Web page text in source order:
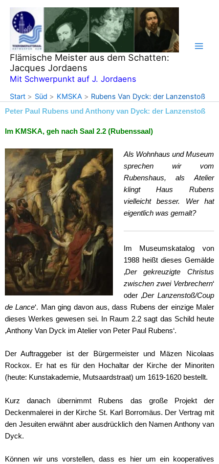
Zum
Inhalt
springen
Flämische Meister aus dem Schatten:
Jacques Jordaens
Mit Schwerpunkt auf J. Jordaens
Start Süd KMSKA Rubens Van Dyck: der Lanzenstoß
Peter Paul Rubens und Anthony van Dyck: der Lanzenstoß
Im KMSKA, geh nach Saal 2.2 (Rubenssaal)
Als Wohnhaus und Museum
sprechen wir vom
Rubenshaus, als Atelier
klingt Haus Rubens
vielleicht besser. Wer hat
eigentlich was gemalt?
Im Museumskatalog von
1988 heißt dieses Gemälde
‚Der gekreuzigte Christus
zwischen zwei Verbrechern‘
oder ‚Der Lanzenstoß/Coup
de Lance‘. Man ging davon aus, dass Rubens der einzige Maler
dieses Werkes gewesen sei. In Raum 2.2 sagt das Schild heute
‚Anthony Van Dyck im Atelier von Peter Paul Rubens‘.
Der Auftraggeber ist der Bürgermeister und Mäzen Nicolaas
Rockox. Er hat es für den Hochaltar der Kirche der Minoriten
(heute: Kunstakademie, Mutsaardstraat) um 1619-1620 bestellt.
Kurz danach übernimmt Rubens das große Projekt der
Deckenmalerei in der Kirche St. Karl Borromäus. Der Vertrag mit
den Jesuiten erwähnt aber ausdrücklich den Namen Anthony van
Dyck.
Können wir uns vorstellen, dass es hier um ein kooperatives